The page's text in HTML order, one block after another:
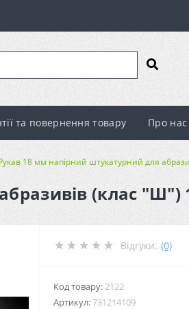
та повернення товару Про нас
18 мм напірний штукатурний для
(клас "Ш")
Відгуки: (0)
Код товару: 2122
Артикул:731214109